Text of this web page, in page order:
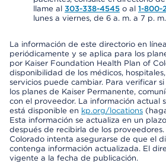
llame al 303-338-4545 o al 1-800-
lunes a viernes, de 6 a. m. a 7 p. m.
La información de este directorio en
periódicamente y se aplica para los
por Kaiser Foundation Health Plan of
disponibilidad de los médicos,
servicios puede cambiar. Para verificar
los planes de Kaiser Permanente,
con el proveedor. La información actual
está disponible en kp.org/locations
Esta información se actualiza en un
después de recibirla de los
Colorado intenta asegurarse de que el
contenga información actualizada. El
vigente a la fecha de publicación.